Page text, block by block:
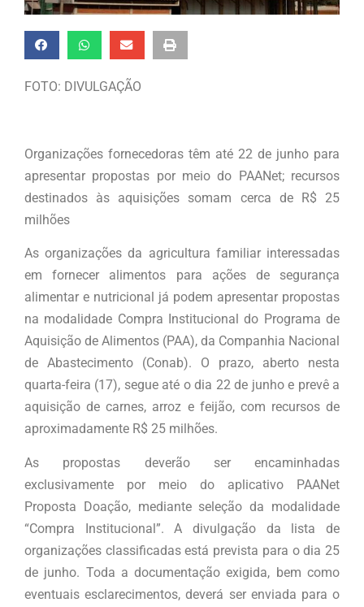
FOTO: DIVULGAÇÃO
Organizações fornecedoras têm até 22 de junho para
apresentar propostas por meio do PAANet; recursos
destinados às aquisições somam cerca de R$ 25
milhões
As organizações da agricultura familiar interessadas
em fornecer alimentos para ações de segurança
alimentar e nutricional já podem apresentar propostas
na modalidade Compra Institucional do Programa de
Aquisição de Alimentos (PAA), da Companhia Nacional
de Abastecimento (Conab). O prazo, aberto nesta
quarta-feira (17), segue até o dia 22 de junho e prevê a
aquisição de carnes, arroz e feijão, com recursos de
aproximadamente R$ 25 milhões.
As propostas deverão ser encaminhadas
exclusivamente por meio do aplicativo PAANet
Proposta Doação, mediante seleção da modalidade
“Compra Institucional”. A divulgação da lista de
organizações classificadas está prevista para o dia 25
de junho. Toda a documentação exigida, bem como
eventuais esclarecimentos, deverá ser enviada para o